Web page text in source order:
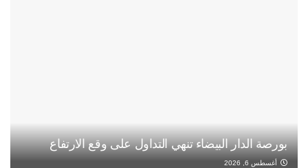
بورصة الدار البيضاء تنهي التداول على وقع الارتفاع
أغسطس 6, 2026